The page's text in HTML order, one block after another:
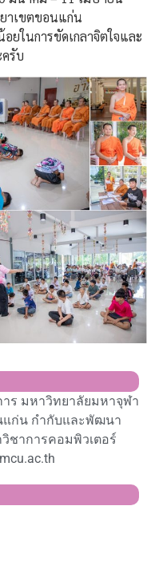
าเขตขอนแก่น
ยในการขัดเกลาจิตใจและ
รับ
ร มหาวิทยาลัยมหาจุฬา
แก่น กำกับและพัฒนา
ชาการคอมพิวเตอร์